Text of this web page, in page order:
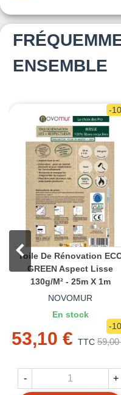
ENSEMBLE
-
Toile De Rénovation
GREEN Aspect Lisse
130g/m² - 25m X 1m
NOVOMUR
En stock
53,10 € TTC 59,00
-
- +